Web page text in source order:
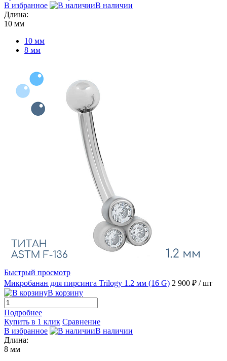
В избранное
В наличии
Длина:
10 мм
10 мм
8 мм
Быстрый просмотр
Микробанан для пирсинга Trilogy 1.2 мм (16 G) 2 900 ₽ / шт
В корзину
Подробнее
Купить в 1 клик Сравнение
В избранное
В наличии
Длина:
8 мм